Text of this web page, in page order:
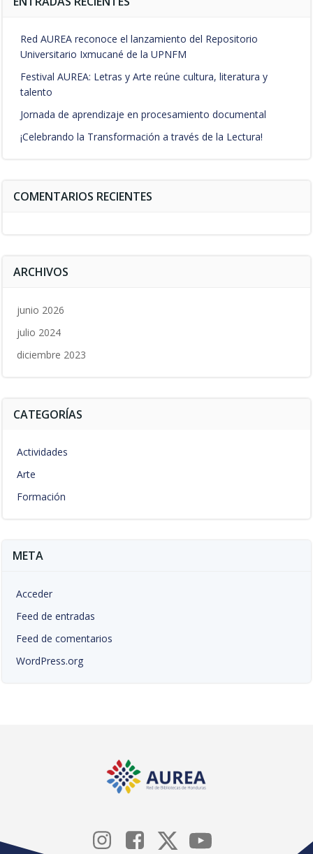
Red AUREA reconoce el lanzamiento del Repositorio
Universitario Ixmucané de la UPNFM
Festival AUREA: Letras y Arte reúne cultura, literatura y
talento
Jornada de aprendizaje en procesamiento documental
¡Celebrando la Transformación a través de la Lectura!
COMENTARIOS RECIENTES
ARCHIVOS
junio 2026
julio 2024
diciembre 2023
CATEGORÍAS
Actividades
Arte
Formación
META
Acceder
Feed de entradas
Feed de comentarios
WordPress.org